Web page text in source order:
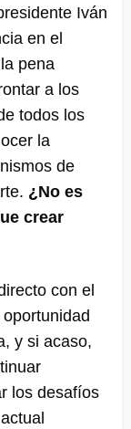
Iván
en el
pena
a los
todos los
la
de
¿No es
crear
con el
y si acaso,
los desafíos